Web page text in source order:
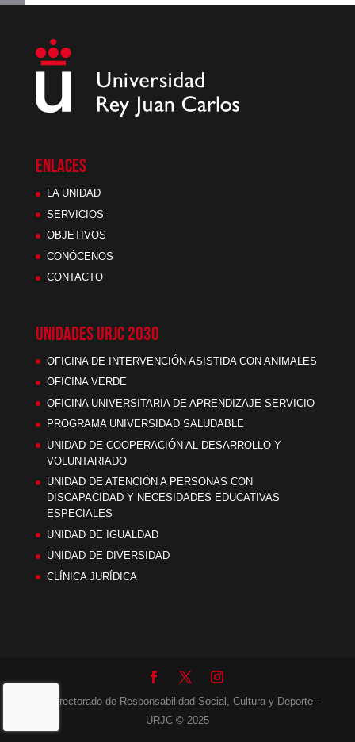
ENLACES
LA UNIDAD
SERVICIOS
OBJETIVOS
CONÓCENOS
CONTACTO
UNIDADES URJC 2030
OFICINA DE INTERVENCIÓN ASISTIDA CON ANIMALES
OFICINA VERDE
OFICINA UNIVERSITARIA DE APRENDIZAJE SERVICIO
PROGRAMA UNIVERSIDAD SALUDABLE
UNIDAD DE COOPERACIÓN AL DESARROLLO Y
VOLUNTARIADO
UNIDAD DE ATENCIÓN A PERSONAS CON
DISCAPACIDAD Y NECESIDADES EDUCATIVAS
ESPECIALES
UNIDAD DE IGUALDAD
UNIDAD DE DIVERSIDAD
CLÍNICA JURÍDICA
Vicerrectorado de Responsabilidad Social, Cultura y Deporte -
URJC © 2025